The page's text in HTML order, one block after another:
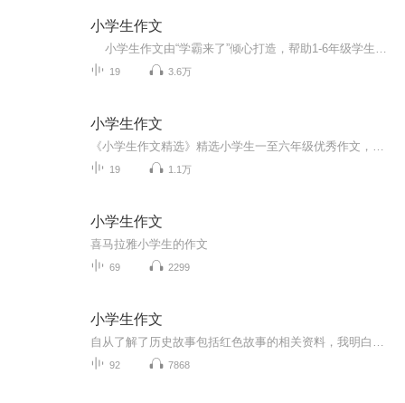
小学生作文
19 3.6万
小学生作文
19 1.1万
小学生作文
喜马拉雅小学生的作文
69 2299
小学生作文
92 7868